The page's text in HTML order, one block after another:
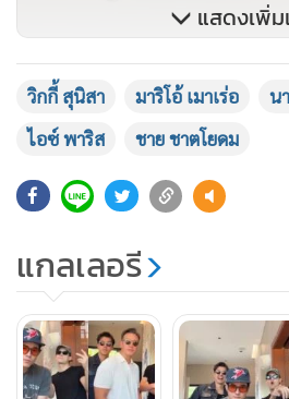
แสดงเพิ่ม
วิกกี้ สุนิสา มาริโอ้ เมาเร่อ
น
ไอซ์ พาริส
ชาย ชาตโยดม
แกลเลอรี